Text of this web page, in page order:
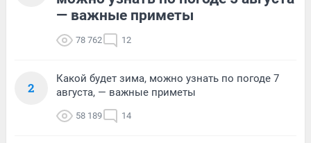
— важные приметы
78 762 12
2
Какой будет зима, можно узнать по погоде 7
августа, — важные приметы
58 189 14